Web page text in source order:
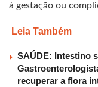
à gestação ou
Leia Também
SAÚDE: Intestino
recuperar a flora